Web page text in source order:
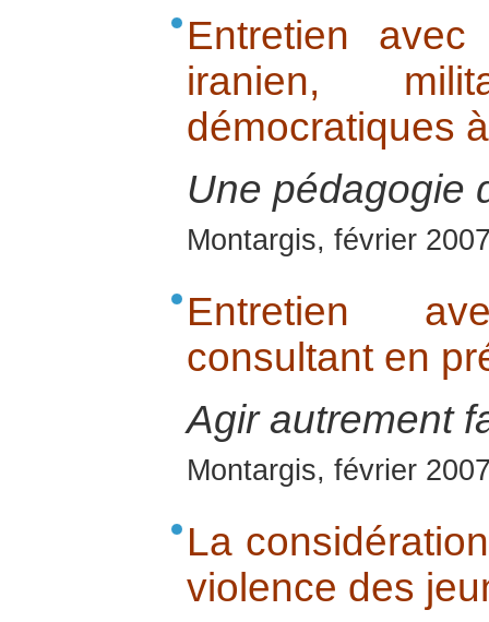
Entretien
iranien,
démocratiques
Une pédagogie
Montargis, février
Entretien
consultant en
Agir autrement
Montargis, février
La
violence des